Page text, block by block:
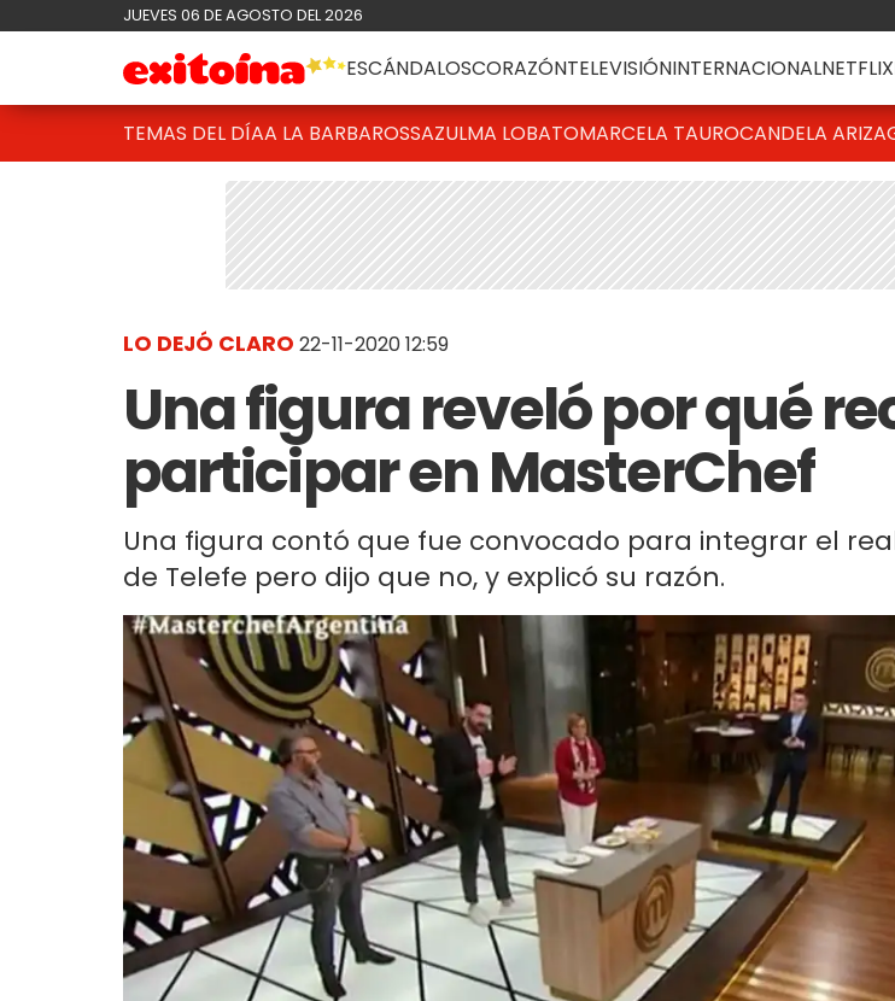
JUEVES 06 DE AGOSTO DEL 2026
ESCÁNDALOSCORAZÓNTELEVISIÓNINTERNACIONALNETFLIX
TEMAS DEL DÍAA LA BARBAROSSAZULMA LOBATOMARCELA TAUROCANDELA
LO DEJÓ CLARO 22-11-2020 12:59
Una figura reveló por qué
participar en MasterChef
Una figura contó que fue convocado para integrar el
de Telefe pero dijo que no, y explicó su razón.